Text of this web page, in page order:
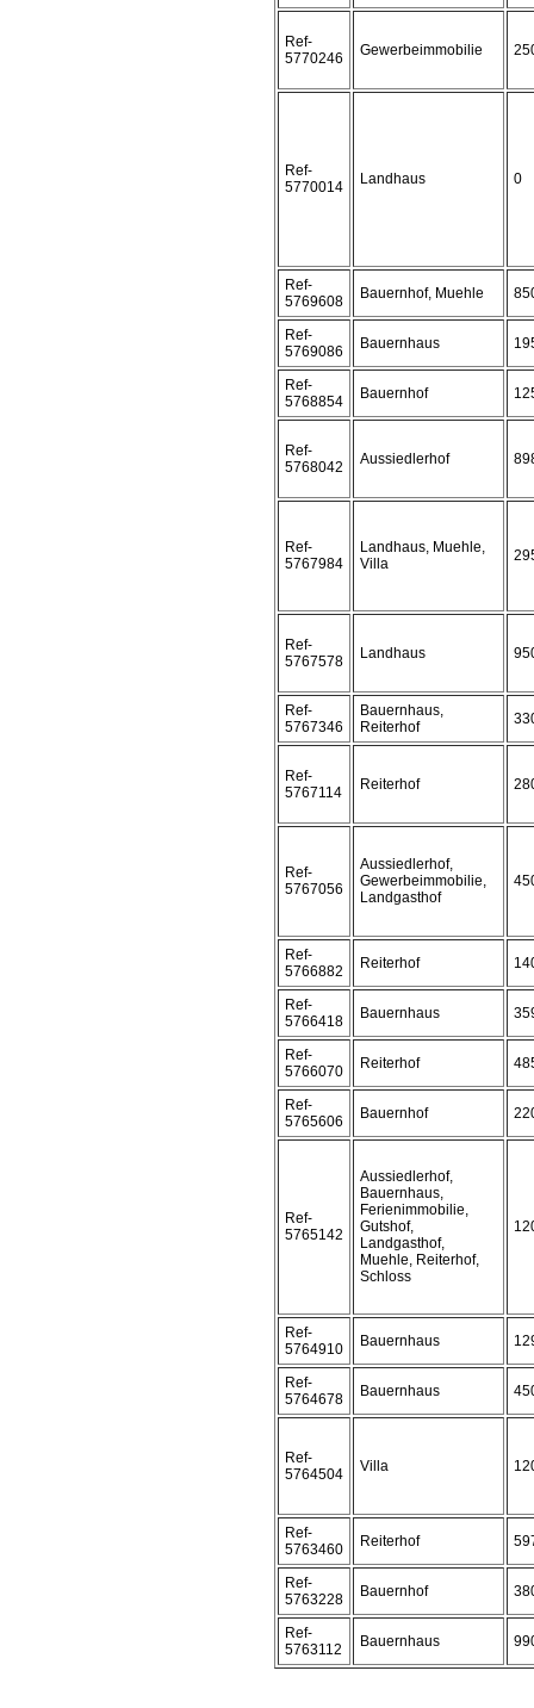
Ref-
5770246
Gewerbeimmobilie
Ref-
5770014
Landhaus 0
Ref-
5769608
Bauernhof, Muehle
Ref-
5769086
Bauernhaus
Ref-
5768854
Bauernhof
Ref-
5768042
Aussiedlerhof
Ref-
5767984
Landhaus, Muehle,
Villa
Ref-
5767578
Landhaus
Ref-
5767346
Bauernhaus,
Reiterhof
Ref-
5767114
Reiterhof
Ref-
5767056
Aussiedlerhof,
Gewerbeimmobilie,
Landgasthof
Ref-
5766882
Reiterhof
Ref-
5766418
Bauernhaus
Ref-
5766070
Reiterhof
Ref-
5765606
Bauernhof
Ref-
5765142
Aussiedlerhof,
Bauernhaus,
Ferienimmobilie,
Gutshof,
Landgasthof,
Muehle, Reiterhof,
Schloss
Ref-
5764910
Bauernhaus
Ref-
5764678
Bauernhaus
Ref-
5764504
Villa
Ref-
5763460
Reiterhof
Ref-
5763228
Bauernhof
Ref-
5763112
Bauernhaus